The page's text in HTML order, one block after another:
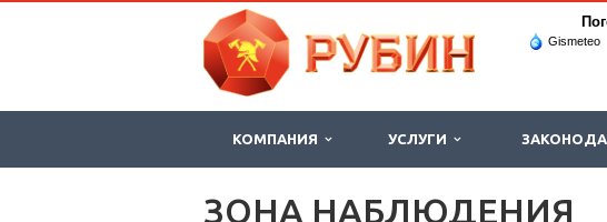
Gismeteo
КОМПАНИЯ УСЛУГИ
ЗОНА НАБЛЮДЕНИЯ